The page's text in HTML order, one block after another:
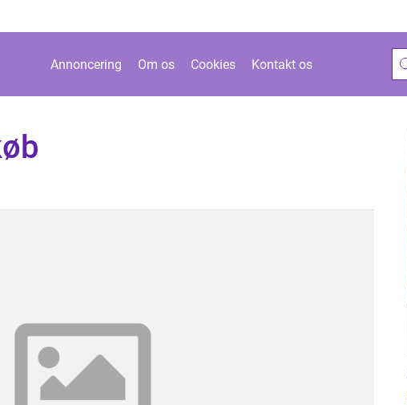
Annoncering Om os Cookies Kontakt os